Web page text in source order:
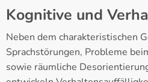
Kognitive und
Neben dem charakteristischen
Sprachstörungen, Probleme
sowie räumliche